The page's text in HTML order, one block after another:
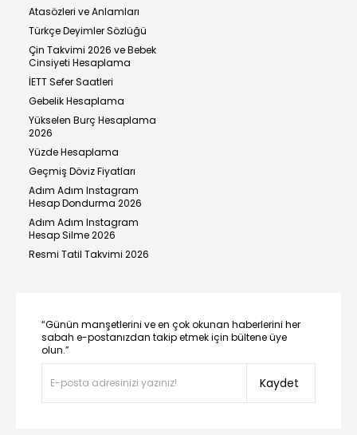
Atasözleri ve Anlamları
Türkçe Deyimler Sözlüğü
Çin Takvimi 2026 ve Bebek
Cinsiyeti Hesaplama
İETT Sefer Saatleri
Gebelik Hesaplama
Yükselen Burç Hesaplama
2026
Yüzde Hesaplama
Geçmiş Döviz Fiyatları
Adım Adım Instagram
Hesap Dondurma 2026
Adım Adım Instagram
Hesap Silme 2026
Resmi Tatil Takvimi 2026
“Günün manşetlerini ve en çok okunan haberlerini her
sabah e-postanızdan takip etmek için bültene üye
olun.”
Kaydet